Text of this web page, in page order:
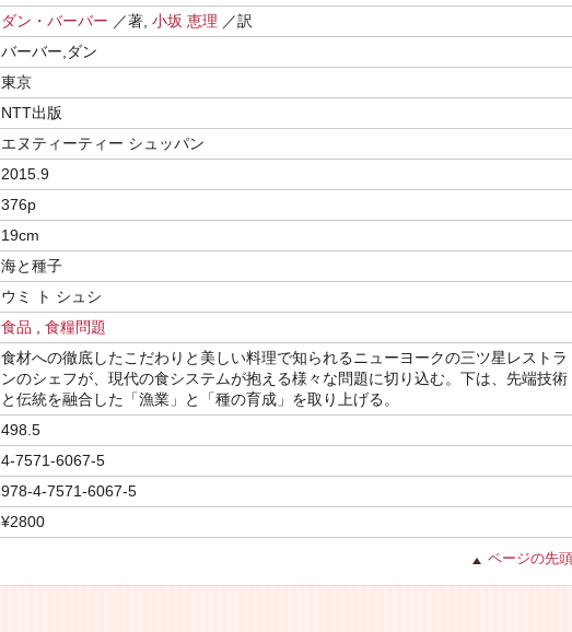
ダン・バーバー ／著, 小坂 恵理 ／訳
バーバー,ダン
東京
NTT出版
エヌティーティー シュッパン
2015.9
376p
19cm
海と種子
ウミ ト シュシ
食品
食糧問題
食材への徹底したこだわりと美しい料理で知られるニューヨークの三ツ星レストラ
ンのシェフが、現代の食システムが抱える様々な問題に切り込む。下は、先端技術
と伝統を融合した「漁業」と「種の育成」を取り上げる。
498.5
4-7571-6067-5
978-4-7571-6067-5
¥2800
ページの先